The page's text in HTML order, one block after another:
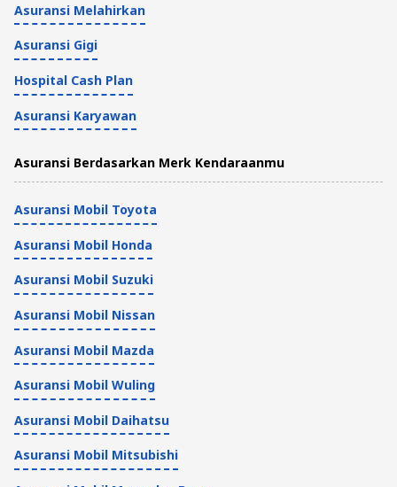
Asuransi Melahirkan
Asuransi Gigi
Hospital Cash Plan
Asuransi Karyawan
Asuransi Berdasarkan Merk Kendaraanmu
Asuransi Mobil Toyota
Asuransi Mobil Honda
Asuransi Mobil Suzuki
Asuransi Mobil Nissan
Asuransi Mobil Mazda
Asuransi Mobil Wuling
Asuransi Mobil Daihatsu
Asuransi Mobil Mitsubishi